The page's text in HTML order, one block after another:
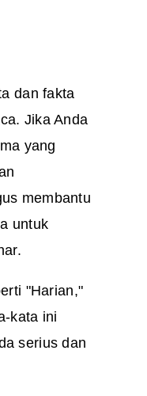
dan fakta
Jika Anda
yang
membantu
untuk
"Harian,"
kata ini
serius dan